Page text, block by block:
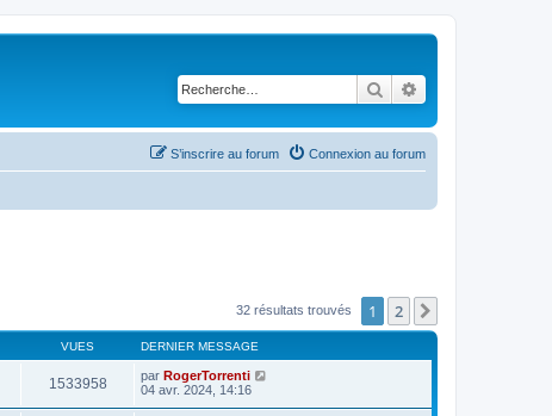
Rechercher
Connexion au forum
S’inscrire au forum
32 résultats trouvés 1 2
VUES DERNIER MESSAGE
1533958 par RogerTorrenti
04 avr. 2024, 14:16